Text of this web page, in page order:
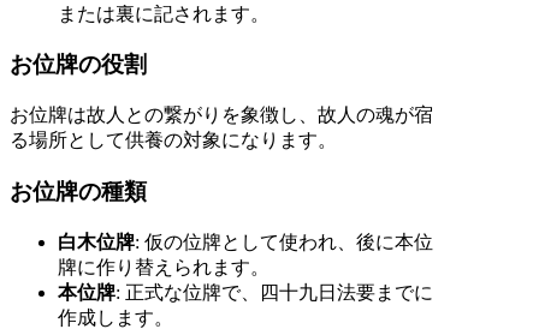
または裏に記されます。
お位牌の役割
お位牌は故人との繋がりを象徴し、故人の魂が宿
る場所として供養の対象になります。
お位牌の種類
白木位牌: 仮の位牌として使われ、後に本位
牌に作り替えられます。
本位牌: 正式な位牌で、四十九日法要までに
作成します。